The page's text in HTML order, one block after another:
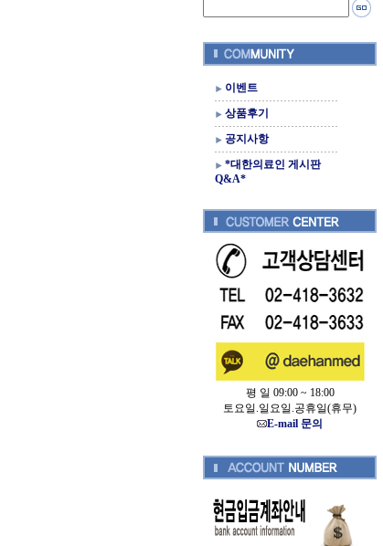
이벤트
상품후기
공지사항
*대한의료인 게시판
Q&A*
평 일 09:00 ~ 18:00
토요일.일요일.공휴일(휴무)
E-mail 문의